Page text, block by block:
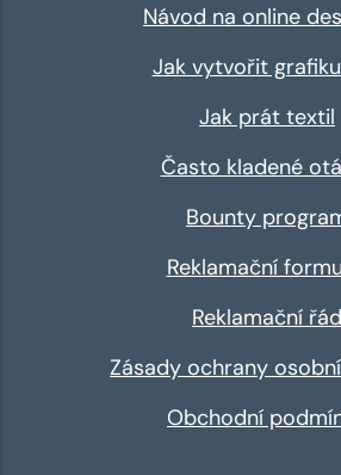
Návod na online
Jak vytvořit
Jak prát textil
Často kladené
Bounty
Reklamační
Reklamační řád
Zásady ochrany
Obchodní